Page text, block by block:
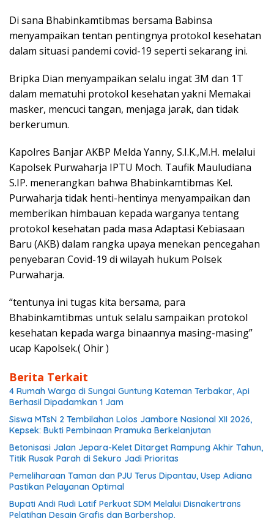
Di sana Bhabinkamtibmas bersama Babinsa
menyampaikan tentan pentingnya protokol kesehatan
dalam situasi pandemi covid-19 seperti sekarang ini.
Bripka Dian menyampaikan selalu ingat 3M dan 1T
dalam mematuhi protokol kesehatan yakni Memakai
masker, mencuci tangan, menjaga jarak, dan tidak
berkerumun.
Kapolres Banjar AKBP Melda Yanny, S.I.K.,M.H. melalui
Kapolsek Purwaharja IPTU Moch. Taufik Mauludiana
S.IP. menerangkan bahwa Bhabinkamtibmas Kel.
Purwaharja tidak henti-hentinya menyampaikan dan
memberikan himbauan kepada warganya tentang
protokol kesehatan pada masa Adaptasi Kebiasaan
Baru (AKB) dalam rangka upaya menekan pencegahan
penyebaran Covid-19 di wilayah hukum Polsek
Purwaharja.
“tentunya ini tugas kita bersama, para
Bhabinkamtibmas untuk selalu sampaikan protokol
kesehatan kepada warga binaannya masing-masing”
ucap Kapolsek.( Ohir )
Berita Terkait
4 Rumah Warga di Sungai Guntung Kateman Terbakar, Api
Berhasil Dipadamkan 1 Jam
Siswa MTsN 2 Tembilahan Lolos Jambore Nasional XII 2026,
Kepsek: Bukti Pembinaan Pramuka Berkelanjutan
Betonisasi Jalan Jepara-Kelet Ditarget Rampung Akhir Tahun,
Titik Rusak Parah di Sekuro Jadi Prioritas
Pemeliharaan Taman dan PJU Terus Dipantau, Usep Adiana
Pastikan Pelayanan Optimal
Bupati Andi Rudi Latif Perkuat SDM Melalui Disnakertrans
Pelatihan Desain Grafis dan Barbershop.